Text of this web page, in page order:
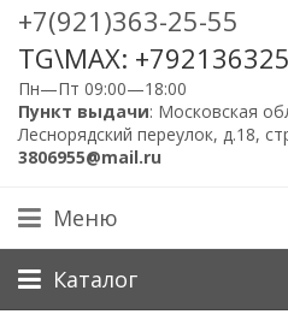
+7(921)363-25-55
TG\MAX:
Пн—Пт 09:00—18:00
Пункт выдачи: Московская
Леснорядский переулок, д.18,
3806955@mail.ru
Меню
Каталог